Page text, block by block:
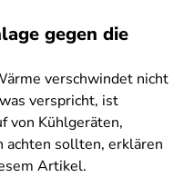
gegen die
verschwindet nicht
verspricht, ist
von Kühlgeräten,
achten sollten, erklären
Artikel.